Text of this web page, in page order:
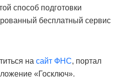
способ подготовки
бесплатный сервис
на сайт ФНС, портал
«Госключ».